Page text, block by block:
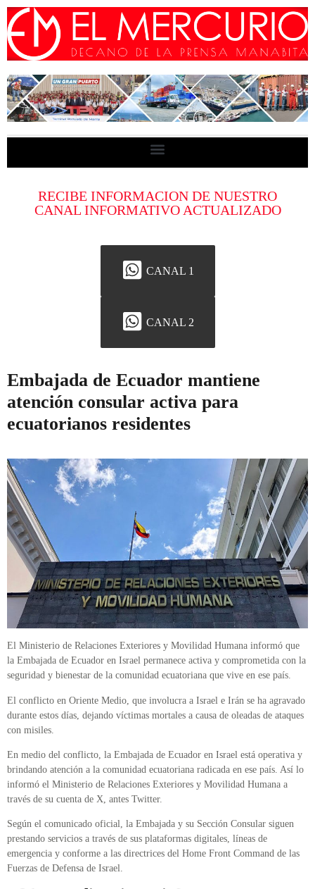
RECIBE INFORMACION DE NUESTRO
CANAL INFORMATIVO ACTUALIZADO
CANAL 1
CANAL 2
Embajada de Ecuador mantiene
atención consular activa para
ecuatorianos residentes
El Ministerio de Relaciones Exteriores y Movilidad Humana informó que
la Embajada de Ecuador en Israel permanece activa y comprometida con la
seguridad y bienestar de la comunidad ecuatoriana que vive en ese país.
El conflicto en Oriente Medio, que involucra a Israel e Irán se ha agravado
durante estos días, dejando víctimas mortales a causa de oleadas de ataques
con misiles.
En medio del conflicto, la Embajada de Ecuador en Israel está operativa y
brindando atención a la comunidad ecuatoriana radicada en ese país. Así lo
informó el Ministerio de Relaciones Exteriores y Movilidad Humana a
través de su cuenta de X, antes Twitter.
Según el comunicado oficial, la Embajada y su Sección Consular siguen
prestando servicios a través de sus plataformas digitales, líneas de
emergencia y conforme a las directrices del Home Front Command de las
Fuerzas de Defensa de Israel.